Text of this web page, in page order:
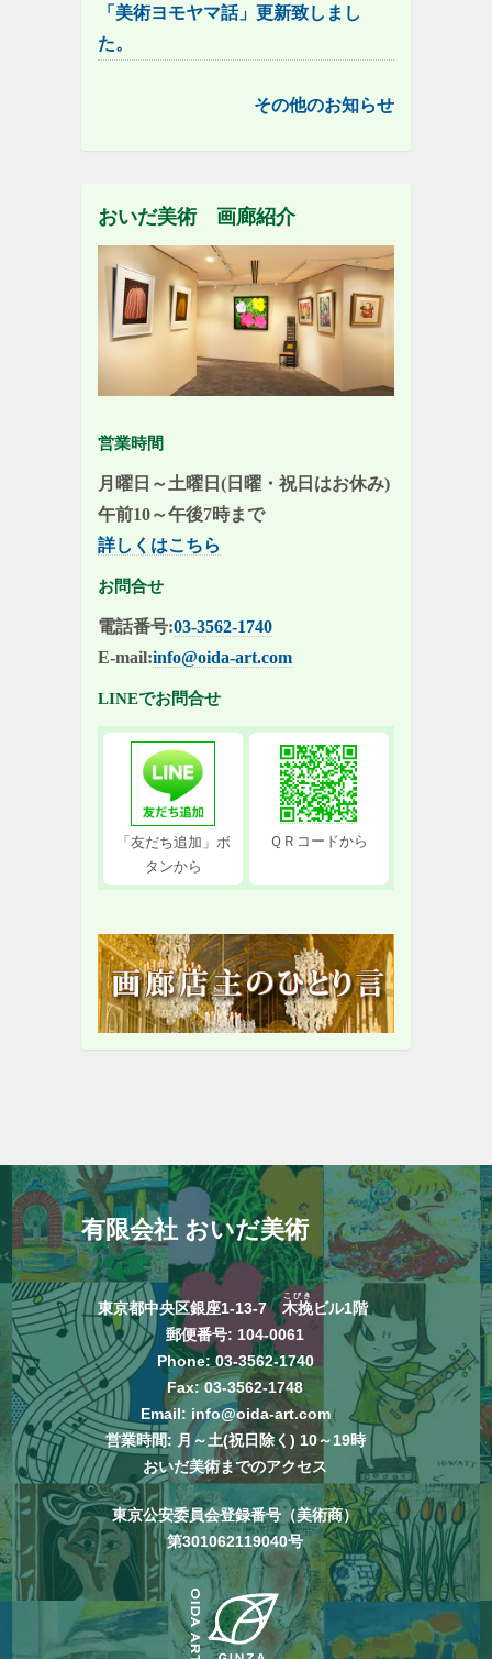
「美術ヨモヤマ話」更新致しまし
た。
その他のお知らせ
おいだ美術 画廊紹介
営業時間
月曜日～土曜日(日曜・祝日はお休み)
午前10～午後7時まで
詳しくはこちら
お問合せ
電話番号:03-3562-1740
E-mail:info@oida-art.com
LINEでお問合せ
「友だち追加」ボ
タンから
ＱＲコードから
有限会社 おいだ美術
東京都中央区銀座1-13-7木挽
こびき
ビル1階
郵便番号: 104-0061
Phone: 03-3562-1740
Fax: 03-3562-1748
Email: info@oida-art.com
営業時間: 月～土(祝日除く) 10～19時
おいだ美術までのアクセス
東京公安委員会登録番号（美術商）
第301062119040号